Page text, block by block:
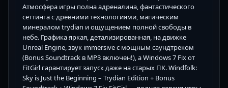
Атмосфера игры полна адреналина, фантастического
сеттинга с древними технологиями, магическим
минералом trydian и ощущением полной свободы в
небе. Графика яркая, детализированная, на движке
Unreal Engine, звук immersive с мощным саундтреком
(Bonus Soundtrack в MP3 включен!), а Windows 7 Fix от
FitGirl гарантирует запуск даже на старых ПК. Windfolk:
Sky is Just the Beginning – Trydian Edition + Bonus